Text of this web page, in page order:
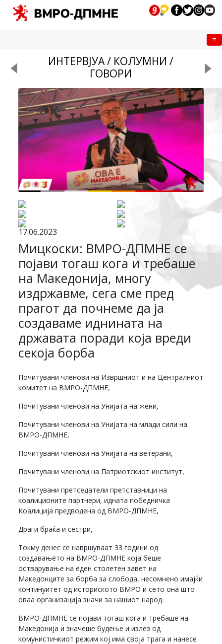
ИНТЕРВЈУА / КОЛУМНИ /
ГОВОРИ
17.06.2023
Мицкоски: ВМРО-ДПМНЕ се
појави тогаш кога и требаше
на Македонија, многу
издржавме, сега сме пред
прагот да почнеме да ја
создаваме иднината на
државата поради која вреди
секоја борба
Почитувани членови на Извршниот и на Централниот
комитет на ВМРО-ДПМНЕ,
Почитувани членови на Унијата на жени,
Почитувани членови на Унијата на млади сили на
ВМРО-ДПМНЕ,
Почитувани членови на Унијата на ветерани,
Почитувани членови на Патриотскиот институт,
Почитувани претседатели претставници на
коалиционите партнери, идната победничка
Коалиција предводена од ВМРО-ДПМНЕ,
Драги браќа и сестри,
Токму денес се навршуваат 33 години од
создавањето на ВМРО-ДПМНЕ која беше
остварување на еден столетен завет на
Македонците за борба за слобода, несомнено имајќи
континуитет од историското ВМРО и сето она што
оваа организација значи за нашиот народ.
ВМРО-ДПМНЕ се појави тогаш кога и требаше на
Македонија и значеше будење и излез од
комунистичкиот режим кој има своја трага и нанесе